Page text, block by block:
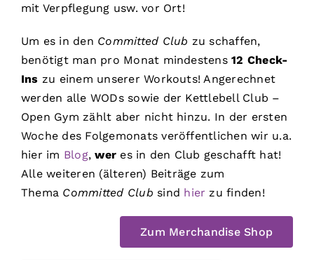
mit Verpflegung usw. vor Ort!
Um es in den Committed Club zu schaffen,
benötigt man pro Monat mindestens12 Check-
Ins zu einem unserer Workouts! Angerechnet
werden alle WODs sowie der Kettlebell Club –
Open Gym zählt aber nicht hinzu. In der ersten
Woche des Folgemonats veröffentlichen wir u.a.
hier im Blog,wer es in den Club geschafft hat!
Alle weiteren (älteren) Beiträge zum
Thema Committed Club sind hier zu finden!
Zum Merchandise Shop